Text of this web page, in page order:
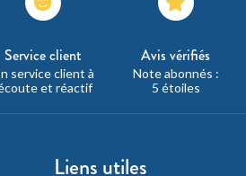
Service client
service client à
et réactif
Avis vérifiés
Note abonnés :
5 étoiles
Liens utiles